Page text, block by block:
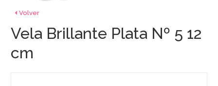
Volver
Vela Brillante Plata Nº 5 12
cm